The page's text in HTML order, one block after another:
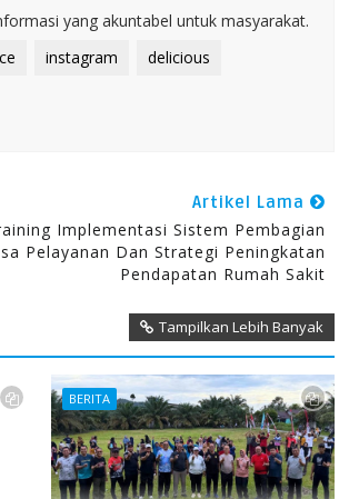
yang akuntabel untuk masyarakat.
instagram delicious
Artikel Lama
Implementasi Sistem Pembagian
Pelayanan Dan Strategi Peningkatan
Pendapatan Rumah Sakit
Tampilkan Lebih Banyak
BERITA